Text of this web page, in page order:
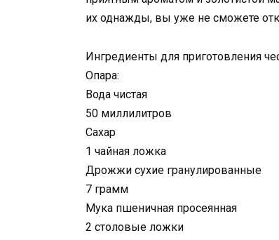
их однажды, вы уже не сможете
Ингредиенты для приготовления
Опара:
Вода чистая
50 миллилитров
Сахар
1 чайная ложка
Дрожжи сухие гранулированные
7 грамм
Мука пшеничная просеянная
2 столовые ложки